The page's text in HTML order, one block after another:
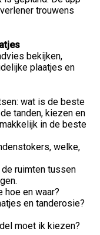
trouwens
bekijken,
plaatjes en
wat is de beste
tanden, kiezen en
in de beste
welke,
ruimten tussen
hoe en waar?
en tanderosie?
moet ik kiezen?